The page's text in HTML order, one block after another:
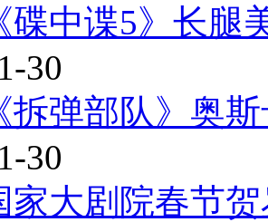
碟中谍5》长腿
30
拆弹部队》奥
30
家大剧院春节